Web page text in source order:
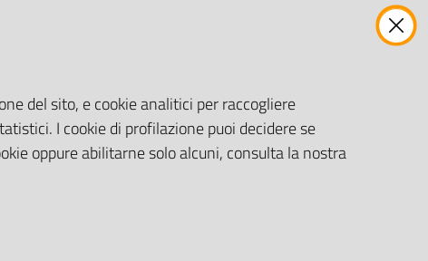
del sito, e cookie analitici per raccogliere
I cookie di profilazione puoi decidere se
oppure abilitarne solo alcuni, consulta la nostra